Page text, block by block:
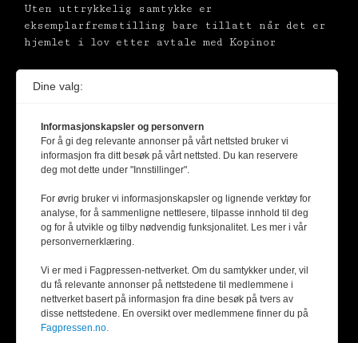
Uten uttrykkelig samtykke er
eksemplarfremstilling bare tillatt når det er
hjemlet i lov etter avtale med Kopinor
Dine valg:
Informasjonskapsler og personvern
For å gi deg relevante annonser på vårt nettsted bruker vi
informasjon fra ditt besøk på vårt nettsted. Du kan reservere
deg mot dette under "Innstillinger".
For øvrig bruker vi informasjonskapsler og lignende verktøy for
analyse, for å sammenligne nettlesere, tilpasse innhold til deg
og for å utvikle og tilby nødvendig funksjonalitet. Les mer i vår
personvernerklæring.
Vi er med i Fagpressen-nettverket. Om du samtykker under, vil
du få relevante annonser på nettstedene til medlemmene i
nettverket basert på informasjon fra dine besøk på tvers av
disse nettstedene. En oversikt over medlemmene finner du på
Fagpressen.no.